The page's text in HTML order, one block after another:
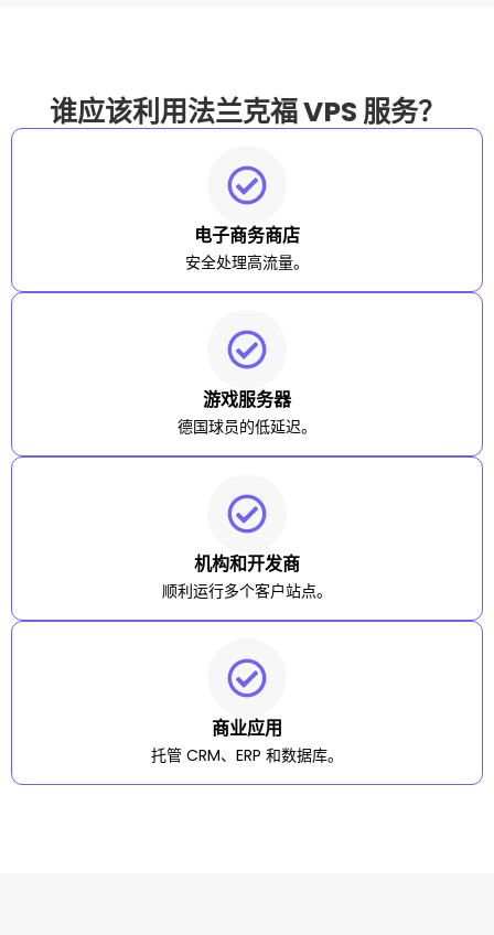
谁应该利用法兰克福 VPS 服务？
电子商务商店
安全处理高流量。
游戏服务器
德国球员的低延迟。
机构和开发商
顺利运行多个客户站点。
商业应用
托管 CRM、ERP 和数据库。